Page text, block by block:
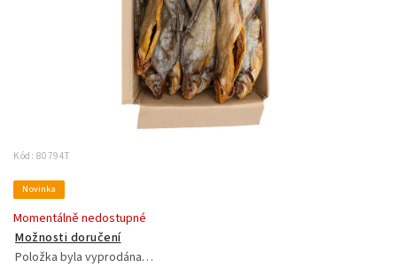
Kód: 80794T
Novinka
Momentálně nedostupné
Možnosti doručení
Položka byla vyprodána…